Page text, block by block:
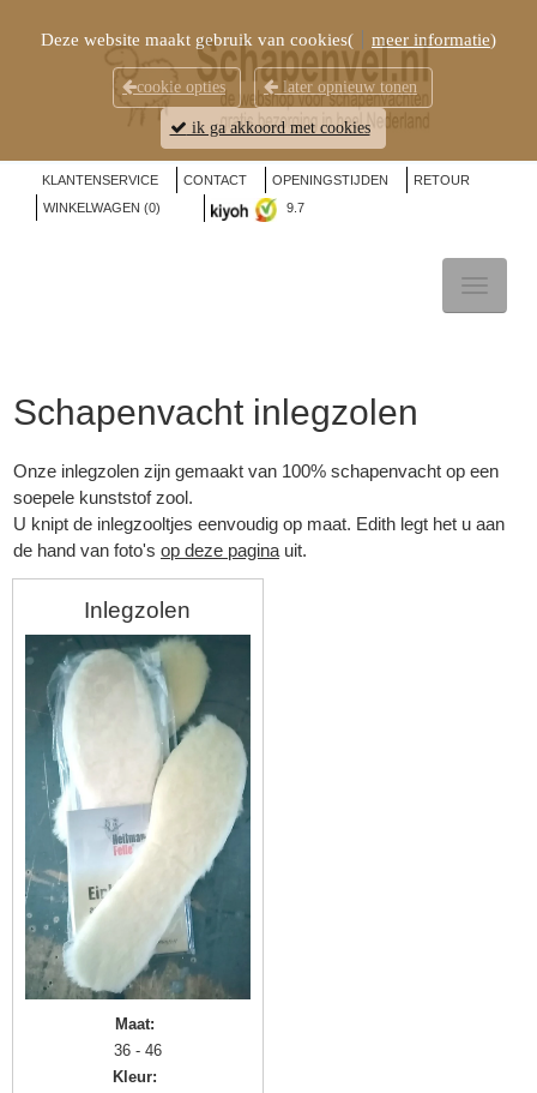
KLANTENSERVICE CONTACT OPENINGSTIJDEN
RETOUR
WINKELWAGEN (0) 9.7
Schapenvacht inlegzolen
Onze inlegzolen zijn gemaakt van 100% schapenvacht op een
soepele kunststof zool.
U knipt de inlegzooltjes eenvoudig op maat. Edith legt het u aan
de hand van foto's op deze pagina uit.
Inlegzolen
Maat:
36 - 46
Kleur:
Deze website maakt gebruik van cookies( meer informatie)
cookie opties later opnieuw tonen
ik ga akkoord met cookies